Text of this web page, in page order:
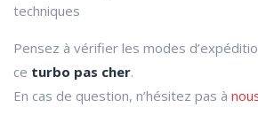
techniques
Pensez à vérifier les modes
ce turbo pas cher.
En cas de question, n’hésitez pas à